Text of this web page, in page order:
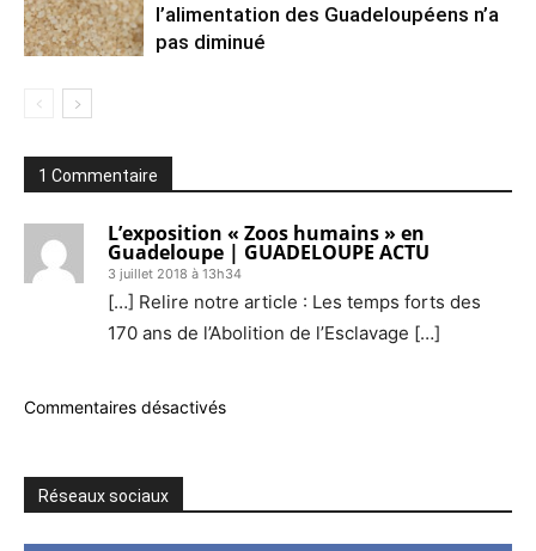
l’alimentation des Guadeloupéens n’a
pas diminué
1 Commentaire
L’exposition « Zoos humains » en
Guadeloupe | GUADELOUPE ACTU
3 juillet 2018 à 13h34
[…] Relire notre article : Les temps forts des
170 ans de l’Abolition de l’Esclavage […]
Commentaires désactivés
Réseaux sociaux